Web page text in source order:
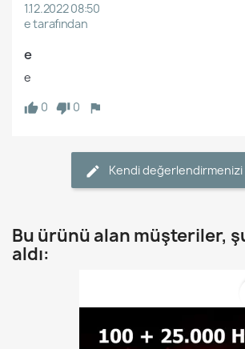
1.12.2022 08:50
e tarafından
e
e
0
0
Kendi değerlendirmenizi
Bu ürünü alan müşteriler,
aldı: